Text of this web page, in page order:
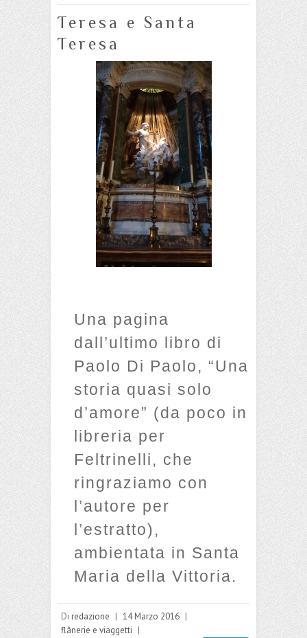
Teresa e Santa
Teresa
Una pagina
dall’ultimo libro di
Paolo Di Paolo, “Una
storia quasi solo
d’amore” (da poco in
libreria per
Feltrinelli, che
ringraziamo con
l’autore per
l’estratto),
ambientata in Santa
Maria della Vittoria.
Di redazione | 14 Marzo 2016 |
flânerie e viaggetti |